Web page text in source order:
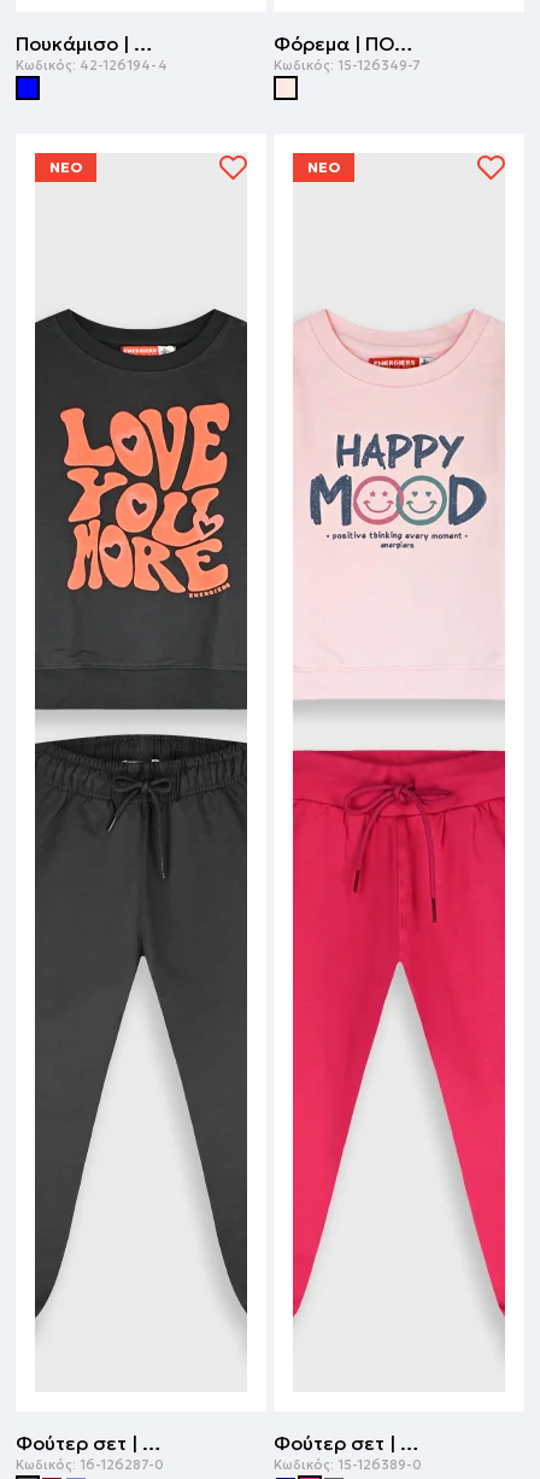
Πουκάμισο | ΜΠΛΕ
Κωδικός: 42-126194-4
Φόρεμα | ΠΟΥΔΡΑ
Κωδικός: 15-126349-7
ΝΕΟ
Φούτερ σετ | ΑΝΘΡΑΚΙ
Κωδικός: 16-126287-0
ΝΕΟ
Φούτερ σετ | ΦΟΥΞ
Κωδικός: 15-126389-0